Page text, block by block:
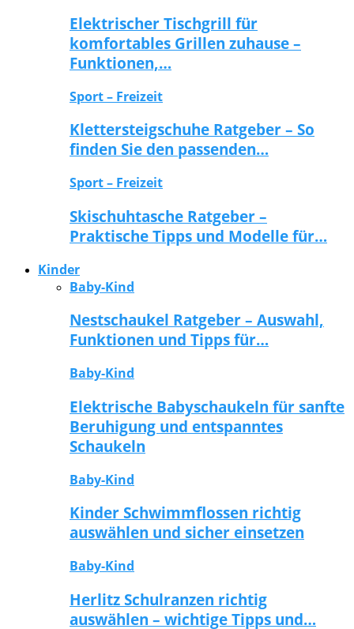
Elektrischer Tischgrill für
komfortables Grillen zuhause –
Funktionen,…
Sport – Freizeit
Klettersteigschuhe Ratgeber – So
finden Sie den passenden…
Sport – Freizeit
Skischuhtasche Ratgeber –
Praktische Tipps und Modelle für…
Kinder
Baby-Kind
Nestschaukel Ratgeber – Auswahl,
Funktionen und Tipps für…
Baby-Kind
Elektrische Babyschaukeln für sanfte
Beruhigung und entspanntes
Schaukeln
Baby-Kind
Kinder Schwimmflossen richtig
auswählen und sicher einsetzen
Baby-Kind
Herlitz Schulranzen richtig
auswählen – wichtige Tipps und…